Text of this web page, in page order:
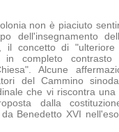
non è piaciuto
dell'insegnamento
il concetto di
in completo
Alcune
del Cammino
che vi riscontra una
dalla
Benedetto XVI